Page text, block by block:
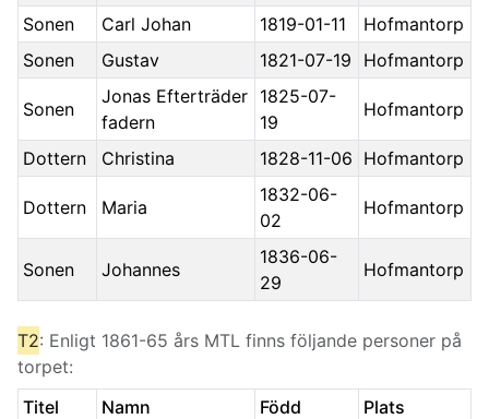
Sonen
Carl Johan 1819-01-11
Hofmantorp
Sonen
Gustav 1821-07-19 Hofmantorp
Sonen
Jonas Efterträder
fadern
1825-07-
19
Hofmantorp
Dottern Christina 1828-11-06 Hofmantorp
Dottern Maria
1832-06-
02
Hofmantorp
Sonen Johannes
1836-06-
29
Hofmantorp
T2: Enligt 1861-65 års MTL finns följande personer på
torpet:
Titel
Namn Född Plats